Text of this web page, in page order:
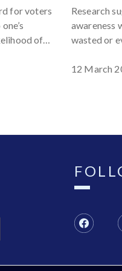
for voters
of
Research
awareness
wasted or
rolled out.
12 March